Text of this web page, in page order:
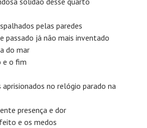
pelas paredes
passado já não mais inventado
do mar
e o fim
no relógio parado na
presença e dor
e os medos